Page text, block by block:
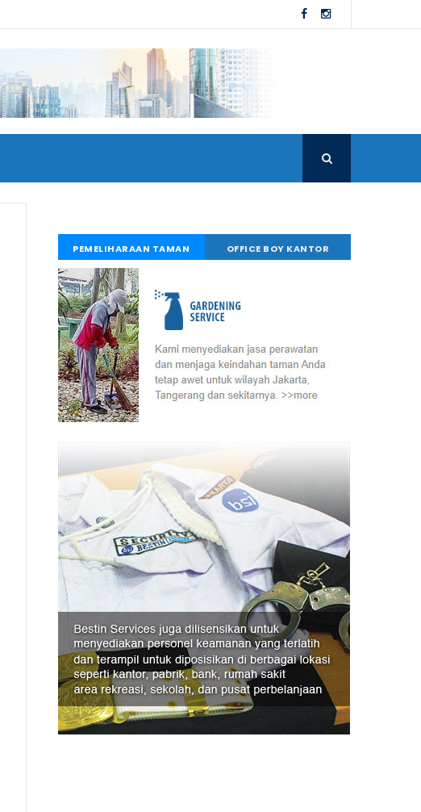
PEMELIHARAAN TAMAN OFFICE BOY KANTOR